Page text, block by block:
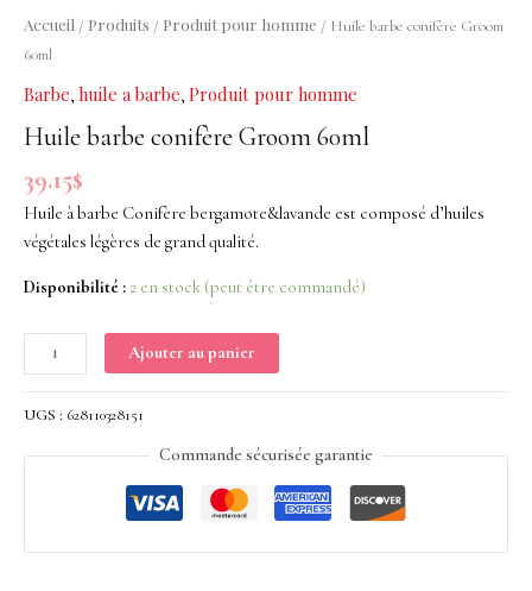
Accueil / Produits / Produit pour homme / Huile barbe conifère Groom
60ml
Barbe, huile a barbe, Produit pour homme
Huile barbe conifère Groom 60ml
39.15$
Huile à barbe Conifère bergamote&lavande est composé d’huiles
végétales légères de grand qualité.
Disponibilité : 2 en stock (peut être commandé)
Groom
60ml
Ajouter au panier
UGS : 628110328151
Commande sécurisée garantie